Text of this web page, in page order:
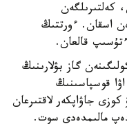
كەلتىرىلگەن
تەڭگەدەن اسقان. ءورتتىڭ
ءتۇسىپ قالعان.
گاز بۋلارىنىڭ
قوسپاسىنىڭ
كوزى جاۋاپكەر لاقتىرعان
مالىمدەدى سوت.